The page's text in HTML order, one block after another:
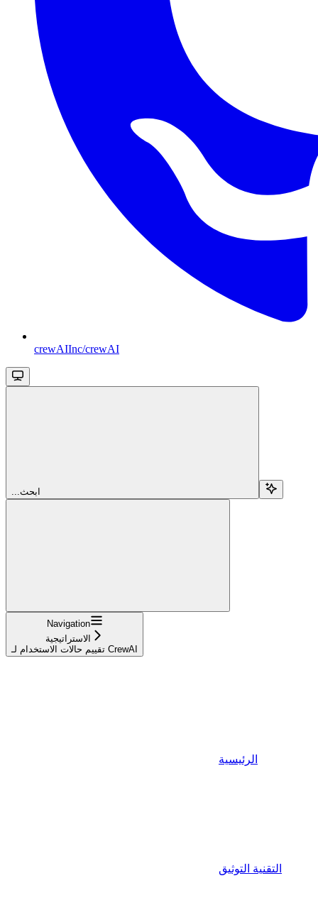
crewAIInc/crewAI
...ابحث
Navigation
الاستراتيجية
تقييم حالات الاستخدام لـ CrewAI
الرئيسية
التقنية التوثيق